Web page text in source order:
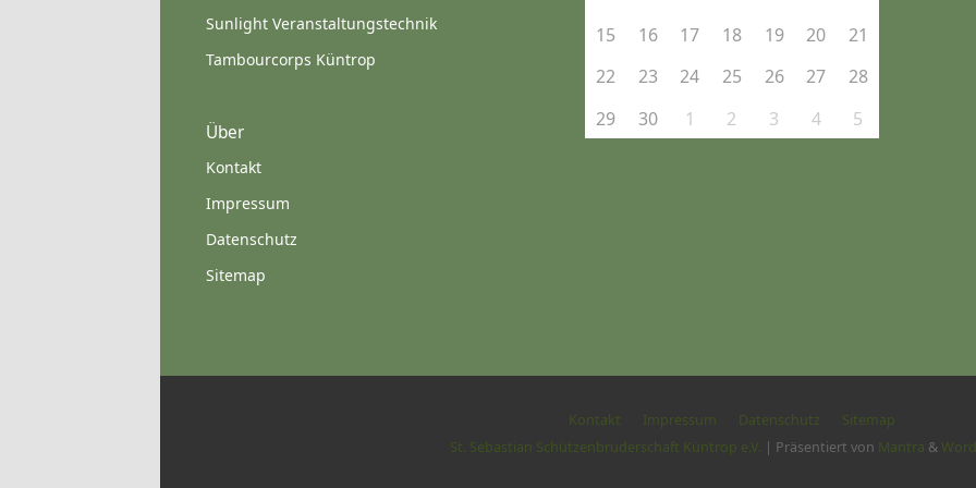
Sunlight Veranstaltungstechnik
Tambourcorps Küntrop
Über
Kontakt
Impressum
Datenschutz
Sitemap
15
16 17 18 19 20
21
22
23 24 25 26 27
28
29
30 1 2 3 4 5
Kontakt Impressum Datenschutz
Sitemap
St. Sebastian Schützenbruderschaft Küntrop e.V. | Präsentiert von Mantra &